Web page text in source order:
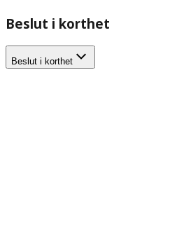
Beslut i korthet
Beslut i korthet